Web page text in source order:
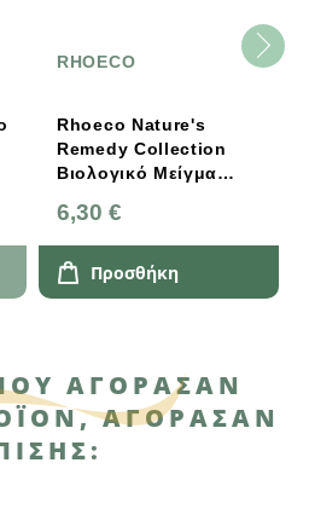
RHOECO
Rhoeco Nature's
Remedy Collection
Βιολογικό Μείγμα
Φακελάκια
6,30 €
Προσθήκη
ΑΓΌΡΑΣΑΝ
ΑΓΌΡΑΣΑΝ